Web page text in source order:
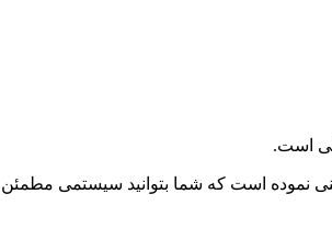
است.
نموده است که شما بتوانید سیستمی مطمئن